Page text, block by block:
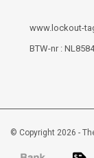
www.lockout-
BTW-nr :
© Copyright 2026 -